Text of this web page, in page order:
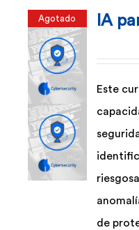
Agotado IA
Este
de